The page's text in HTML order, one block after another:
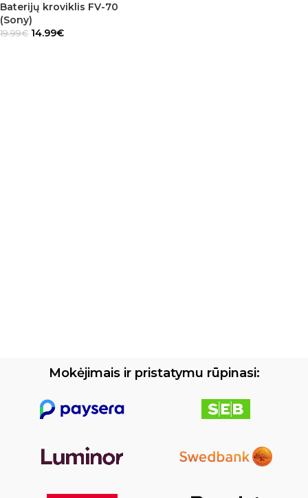
Baterijų kroviklis FV-70
(Sony)
19.99€ 14.99€
Mokėjimais ir pristatymu rūpinasi: